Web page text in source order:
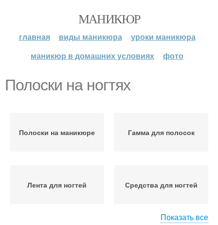
МАНИКЮР
главная виды маникюра
уроки маникюра
маникюр в домашних условиях
фото
Полоски на ногтях
Полоски на маникюре Гамма для полосок
Лента для ногтей Средства для ногтей
Показать все